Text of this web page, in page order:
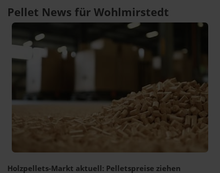
Pellet News für Wohlmirstedt
Holzpellets-Markt aktuell: Pelletspreise ziehen